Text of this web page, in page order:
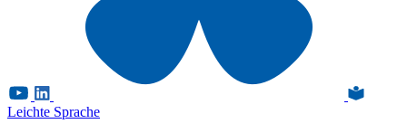
Leichte Sprache